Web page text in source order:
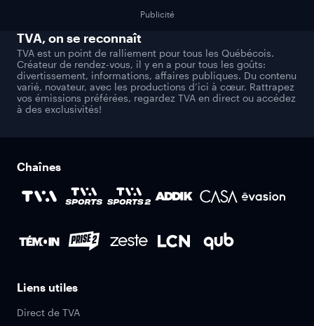
Publicité
TVA, on se reconnaît
TVA est un point de ralliement pour tous les Québécois.
Créateur de rendez-vous, il y en a pour tous les goûts:
divertissement, informations, affaires publiques. Du contenu
varié, novateur, avec les productions d’ici à cœur. Rattrapez
vos émissions préférées, regardez TVA en direct ou accédez
à des exclusivités!
Chaînes
Liens utiles
Direct de TVA